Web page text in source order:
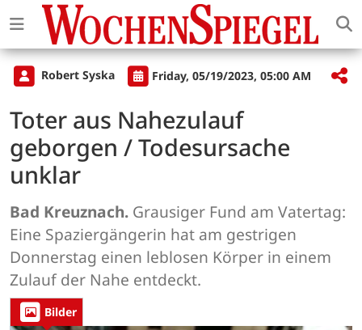
Robert Syska Friday, 05/19/2023, 05:00 AM
Toter aus Nahezulauf
geborgen / Todesursache
unklar
Bad Kreuznach. Grausiger Fund am Vatertag:
Eine Spaziergängerin hat am gestrigen
Donnerstag einen leblosen Körper in einem
Zulauf der Nahe entdeckt.
Bilder